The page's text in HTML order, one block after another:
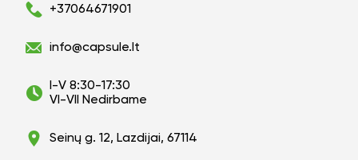
+37064671901
info@capsule.lt
I-V 8:30-17:30
VI-VII Nedirbame
Seinų g. 12, Lazdijai, 67114